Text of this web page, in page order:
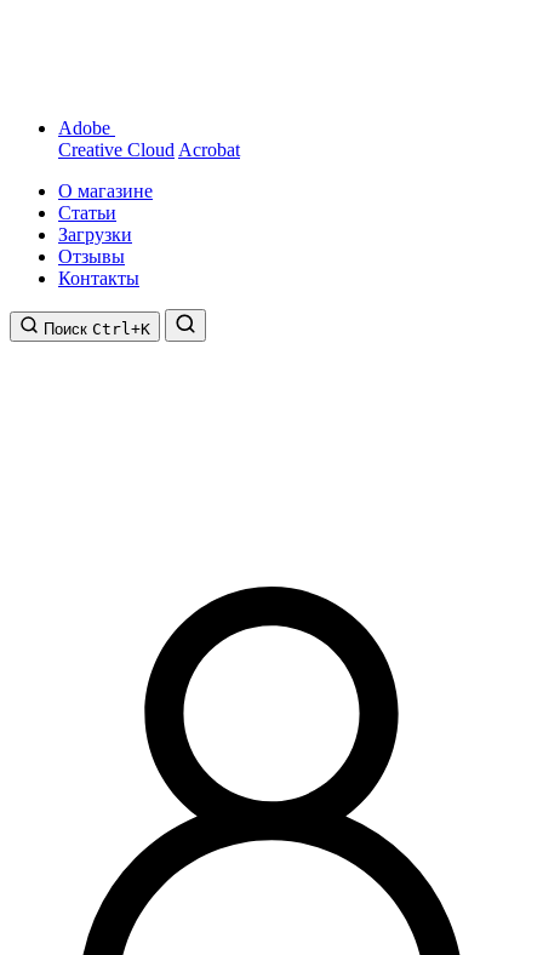
Adobe
Creative Cloud Acrobat
О магазине
Статьи
Загрузки
Отзывы
Контакты
Поиск Ctrl+K